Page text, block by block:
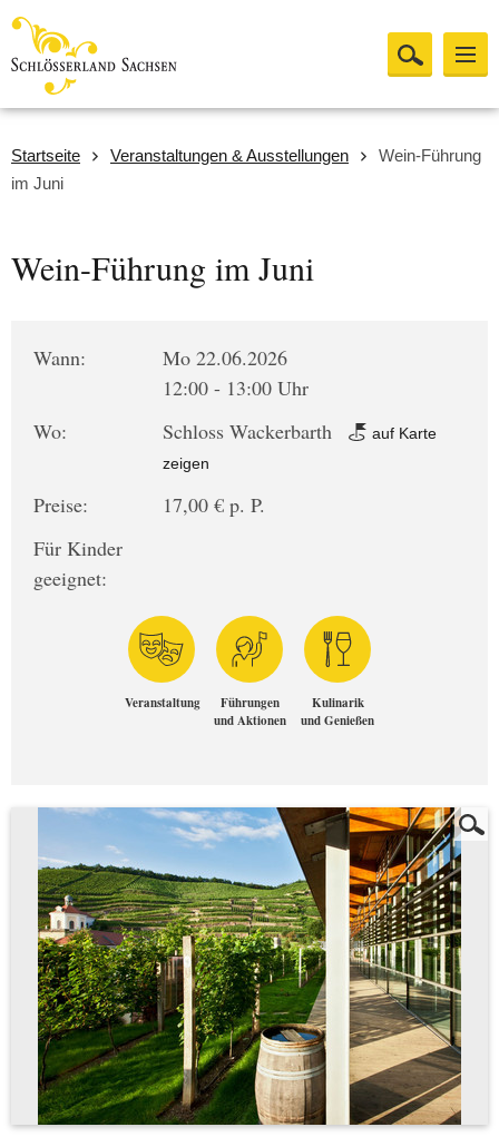
Startseite Veranstaltungen & Ausstellungen
Wein-Führung
im Juni
Wein-Führung im Juni
Wann:
Mo 22.06.2026
12:00 - 13:00 Uhr
Wo:
Schloss Wackerbarth
auf Karte
zeigen
Preise:
17,00 € p. P.
Für Kinder
geeignet:
Veranstaltung
Führungen
und Aktionen
Kulinarik
und Genießen